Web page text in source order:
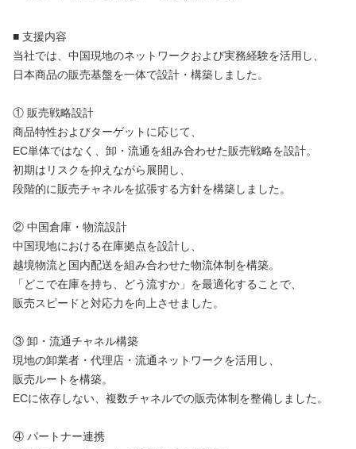
■ 支援内容
当社では、中国現地のネットワークおよび実務経験を活用し、
日本商品の販売基盤を一体で設計・構築しました。
① 販売戦略設計
商品特性およびターゲットに応じて、
EC単体ではなく、卸・流通を組み合わせた販売戦略を設計。
初期はリスクを抑えながら展開し、
段階的に販売チャネルを拡張する方針を構築しました。
② 中国倉庫・物流設計
中国現地における在庫拠点を設計し、
越境物流と国内配送を組み合わせた物流体制を構築。
「どこで在庫を持ち、どう流すか」を最適化することで、
販売スピードと対応力を向上させました。
③ 卸・流通チャネル構築
現地の卸業者・代理店・流通ネットワークを活用し、
販売ルートを構築。
ECに依存しない、複数チャネルでの販売体制を整備しました。
④ パートナー連携